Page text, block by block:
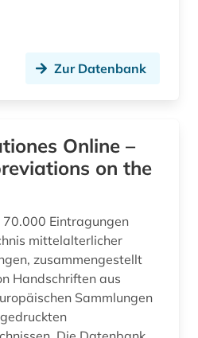
biblische archäologie (4)
(1)
(3)
(1)
Zur Datenbank
Online –
on the
Eintragungen
mittelalterlicher
zusammengestellt
Handschriften aus
Sammlungen